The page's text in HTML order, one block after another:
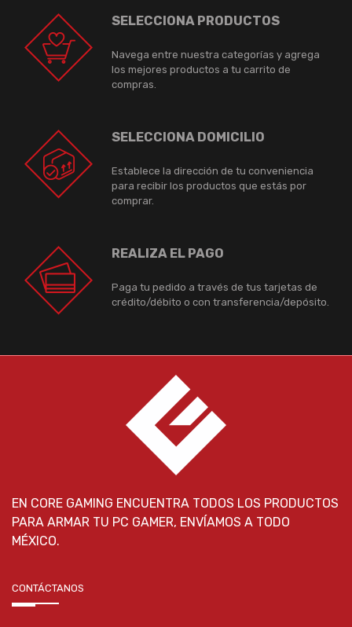
SELECCIONA PRODUCTOS
Navega entre nuestra categorías y agrega
los mejores productos a tu carrito de
compras.
SELECCIONA DOMICILIO
Establece la dirección de tu conveniencia
para recibir los productos que estás por
comprar.
REALIZA EL PAGO
Paga tu pedido a través de tus tarjetas de
crédito/débito o con transferencia/depósito.
EN CORE GAMING ENCUENTRA TODOS LOS PRODUCTOS
PARA ARMAR TU PC GAMER, ENVÍAMOS A TODO
MÉXICO.
CONTÁCTANOS